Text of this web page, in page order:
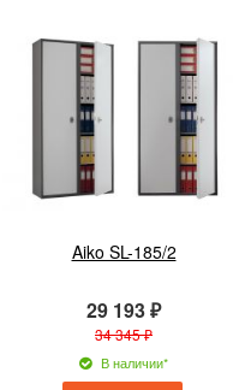
Aiko SL-185/2
29 193 ₽
34 345 ₽
В наличии*